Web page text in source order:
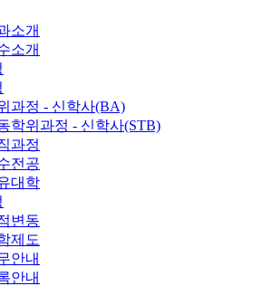
소개
소개
과정 - 신학사(BA)
학위과정 - 신학사(STB)
과정
전공
대학
변동
제도
안내
안내